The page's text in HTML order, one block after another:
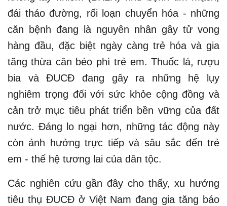
đái tháo đường, rối loạn chuyển hóa - những
căn bệnh đang là nguyên nhân gây tử vong
hàng đầu, đặc biệt ngày càng trẻ hóa và gia
tăng thừa cân béo phì trẻ em. Thuốc lá, rượu
bia và ĐUCĐ đang gây ra những hệ lụy
nghiêm trọng đối với sức khỏe cộng đồng và
cản trở mục tiêu phát triển bền vững của đất
nước. Đáng lo ngại hơn, những tác động này
còn ảnh hưởng trực tiếp và sâu sắc đến trẻ
em - thế hệ tương lai của dân tộc.
Các nghiên cứu gần đây cho thấy, xu hướng
tiêu thụ ĐUCĐ ở Việt Nam đang gia tăng báo